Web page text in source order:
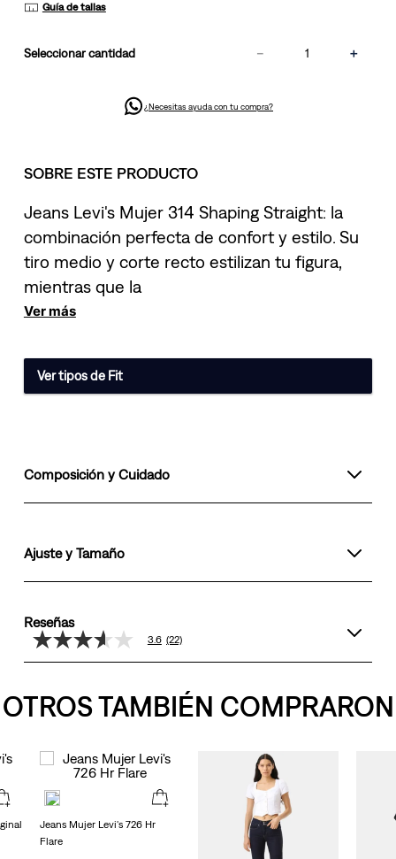
Guía de tallas
cantidad ＋
－
¿Necesitas ayuda con tu compra?
SOBRE ESTE PRODUCTO
Jeans Levi's Mujer 314 Shaping Straight: la
combinación perfecta de confort y estilo. Su
tiro medio y corte recto estilizan tu figura,
mientras que la
Ver más
Ver tipos de Fit
Composición y Cuidado
Ajuste y Tamaño
Reseñas
3.6
de
valor
medio
Read
Reviews.
Enlace
la
misma
3.6 (22)
OTROS TAMBIÉN COMPRARON
Jeans Mujer Levi's 726 Hr
Flare